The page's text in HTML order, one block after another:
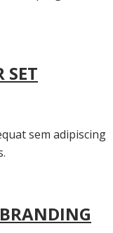
SET
sem adipiscing